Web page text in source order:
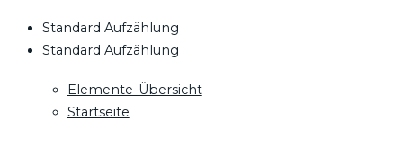
Standard Aufzählung
Standard Aufzählung
Elemente-Übersicht
Startseite